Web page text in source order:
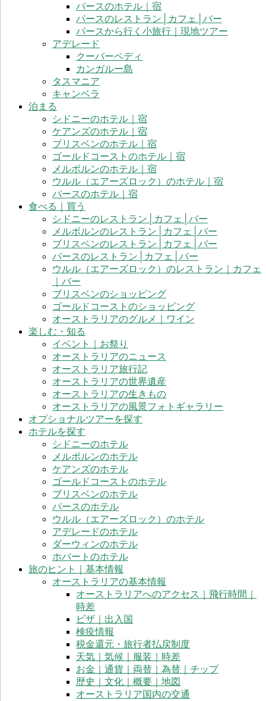
パースのホテル｜宿
パースのレストラン│カフェ│バー
パースから行く小旅行｜現地ツアー
アデレード
クーバーペディ
カンガルー島
タスマニア
キャンベラ
泊まる
シドニーのホテル｜宿
ケアンズのホテル｜宿
ブリスベンのホテル｜宿
ゴールドコーストのホテル｜宿
メルボルンのホテル｜宿
ウルル（エアーズロック）のホテル｜宿
パースのホテル｜宿
食べる｜買う
シドニーのレストラン│カフェ│バー
メルボルンのレストラン│カフェ│バー
ブリスベンのレストラン│カフェ│バー
パースのレストラン│カフェ│バー
ウルル（エアーズロック）のレストラン｜カフェ
｜バー
ブリスベンのショッピング
ゴールドコーストのショッピング
オーストラリアのグルメ｜ワイン
楽しむ・知る
イベント｜お祭り
オーストラリアのニュース
オーストラリア旅行記
オーストラリアの世界遺産
オーストラリアの生きもの
オーストラリアの風景フォトギャラリー
オプショナルツアーを探す
ホテルを探す
シドニーのホテル
メルボルンのホテル
ケアンズのホテル
ゴールドコーストのホテル
ブリスベンのホテル
パースのホテル
ウルル（エアーズロック）のホテル
アデレードのホテル
ダーウィンのホテル
ホバートのホテル
旅のヒント｜基本情報
オーストラリアの基本情報
オーストラリアへのアクセス｜飛行時間｜
時差
ビザ｜出入国
検疫情報
税金還元・旅行者払戻制度
天気｜気候｜服装｜時差
お金｜通貨｜両替｜為替｜チップ
歴史｜文化｜概要｜地図
オーストラリア国内の交通